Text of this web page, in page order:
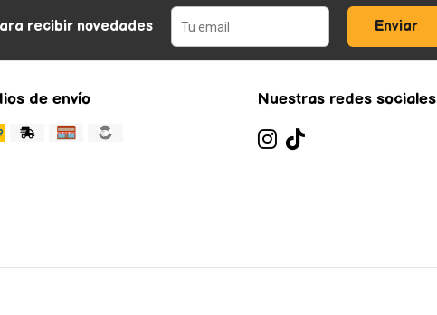
recibir novedades Enviar
de envío Nuestras redes sociales